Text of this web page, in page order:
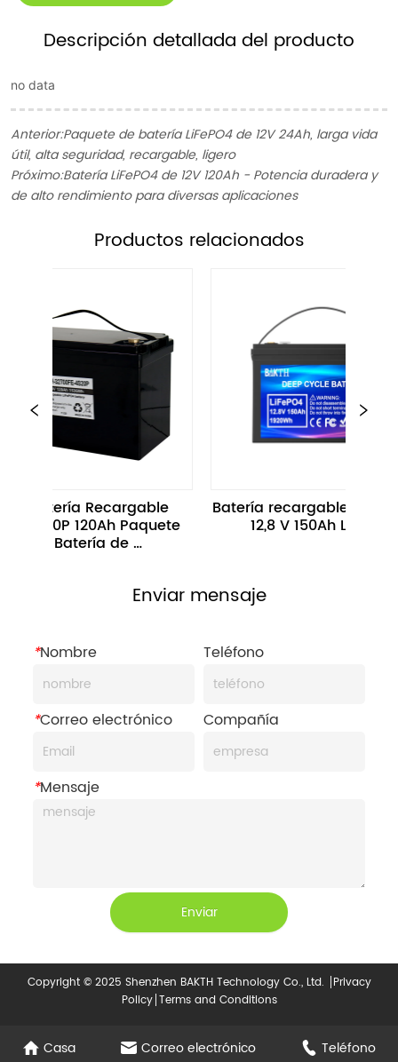
Descripción detallada del producto
no data
Anterior:Paquete de batería LiFePO4 de 12V 24Ah, larga vida
útil, alta seguridad, recargable, ligero
Próximo:Batería LiFePO4 de 12V 120Ah - Potencia duradera y
de alto rendimiento para diversas aplicaciones
ㅤProductos relacionados
Recargable
120Ah Paquete
Batería de
Batería recargable portátil de
12,8 V 150Ah LiFePo4
Enviar mensaje
*Nombre Teléfono
*Correo electrónico Compañía
*Mensaje
Enviar
Copyright © 2025 Shenzhen BAKTH Technology Co., Ltd.
Privacy
Policy Terms and Conditions
Casa Correo electrónico Teléfono